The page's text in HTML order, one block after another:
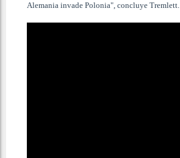
Alemania invade Polonia", concluye Tremlett.